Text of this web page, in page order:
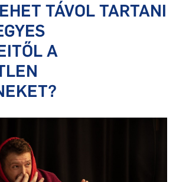
TÁVOL TARTANI
A